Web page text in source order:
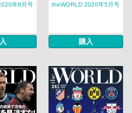
年6月号 theWORLD 2020年5月号
購入